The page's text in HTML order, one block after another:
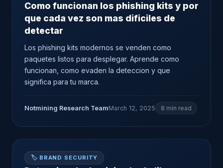
Como funcionan los phishing kits y por
que cada vez son mas dificiles de
detectar
Los phishing kits modernos se venden como
paquetes listos para desplegar. Aprende como
funcionan, como evaden la deteccion y que
significa para tu marca.
Notmining Research TeamMarch 12, 2025 8 min read
🏷️ BRAND SECURITY